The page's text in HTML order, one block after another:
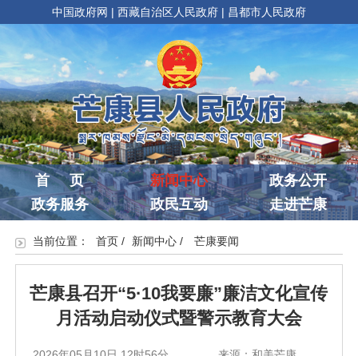
中国政府网 | 西藏自治区人民政府 | 昌都市人民政府
首 页 新闻中心
政务公开
政务服务
政民互动 走进芒康
当前位置： 首页/ 新闻中心/ 芒康要闻
芒康县召开“5·10我要廉”廉洁文化宣传
月活动启动仪式暨警示教育大会